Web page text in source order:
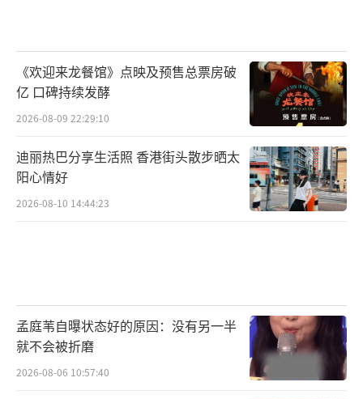
《欢迎来龙餐馆》点映及预售总票房破
亿 口碑持续发酵
2026-08-09 22:29:10
迪丽热巴分享生活照 香港街头散步晒太
阳心情好
2026-08-10 14:44:23
孟庭苇自曝状态好的原因：没有另一半
就不会被折磨
2026-08-06 10:57:40